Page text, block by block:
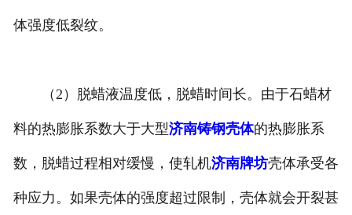
体强度低裂纹。
（2）脱蜡液温度低，脱蜡时间长。由于石蜡材
料的热膨胀系数大于大型济南铸钢壳体的热膨胀系
数，脱蜡过程相对缓慢，使轧机济南牌坊壳体承受各
种应力。如果壳体的强度超过限制，壳体就会开裂甚